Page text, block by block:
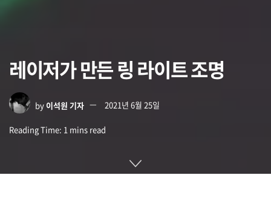
레이저가 만든 링 라이트 조명
by 이석원 기자 2021년 6월 25일
Reading Time: 1 mins read